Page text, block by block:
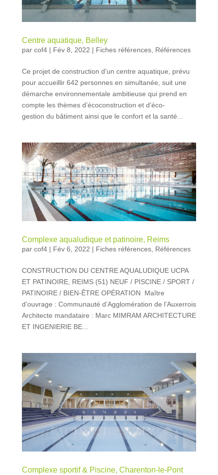
Centre aquatique, Belley
par cof4| Fév 8, 2022 | Fiches références, Références
Ce projet de construction d’un centre aquatique, prévu
pour accueillir 642 personnes en simultanée, suit une
démarche environnementale ambitieuse qui prend en
compte les thèmes d’écoconstruction et d’éco-
gestion du bâtiment ainsi que le confort et la santé...
Complexe aqualudique et patinoire, Reims
par cof4| Fév 6, 2022 | Fiches références, Références
CONSTRUCTION DU CENTRE AQUALUDIQUE UCPA
ET PATINOIRE, REIMS (51) NEUF / PISCINE / SPORT /
PATINOIRE / BIEN-ÊTRE OPÉRATION Maître
d’ouvrage : Communauté d’Agglomération de l’Auxerrois
Architecte mandataire : Marc MIMRAM ARCHITECTURE
ET INGENIERIE BE...
Complexe sportif & Piscine, Charenton-le-Pont